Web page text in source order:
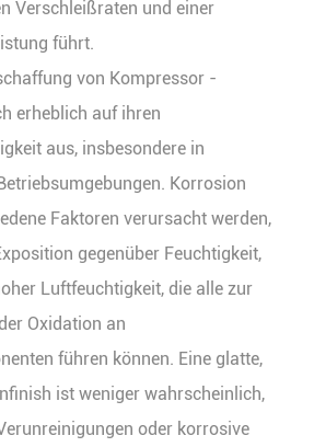
Verschleißraten und einer
führt.
von Kompressor -
erheblich auf ihren
aus, insbesondere in
Korrosion
Faktoren verursacht werden,
gegenüber Feuchtigkeit,
Luftfeuchtigkeit, die alle zur
Oxidation an
führen können. Eine glatte,
ist weniger wahrscheinlich,
oder korrosive